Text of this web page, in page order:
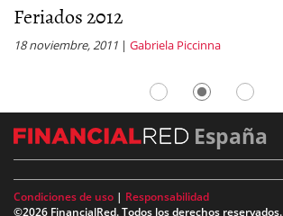
Feriados 2012
18 noviembre, 2011 | Gabriela Piccinna
España
Condiciones de uso | Responsabilidad
©2026 FinancialRed. Todos los derechos reservados.